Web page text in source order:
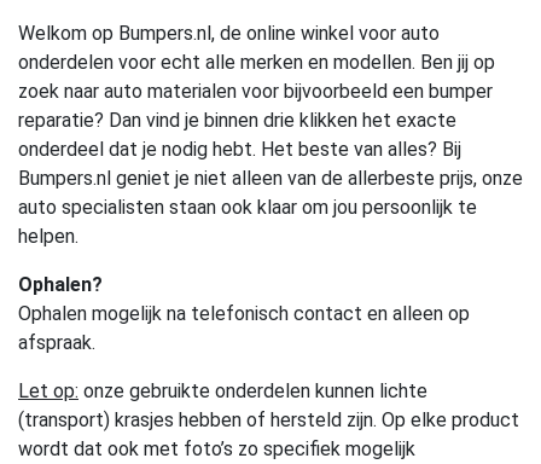
Welkom op Bumpers.nl, de online winkel voor auto
onderdelen voor echt alle merken en modellen. Ben jij op
zoek naar auto materialen voor bijvoorbeeld een bumper
reparatie? Dan vind je binnen drie klikken het exacte
onderdeel dat je nodig hebt. Het beste van alles? Bij
Bumpers.nl geniet je niet alleen van de allerbeste prijs, onze
auto specialisten staan ook klaar om jou persoonlijk te
helpen.
Ophalen?
Ophalen mogelijk na telefonisch contact en alleen op
afspraak.
Let op: onze gebruikte onderdelen kunnen lichte
(transport) krasjes hebben of hersteld zijn. Op elke product
wordt dat ook met foto’s zo specifiek mogelijk